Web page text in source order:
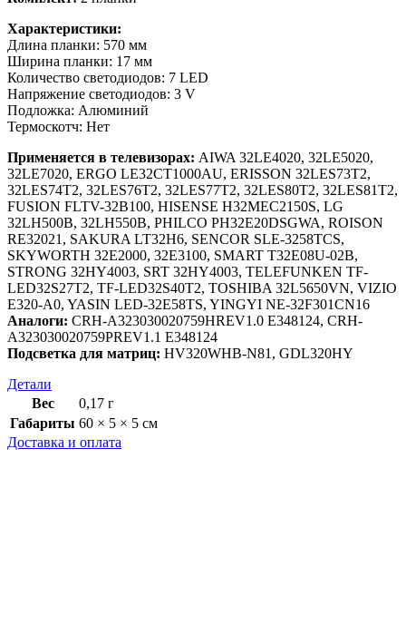
Характеристики:
Длина планки: 570 мм
Ширина планки: 17 мм
Количество светодиодов: 7 LED
Напряжение светодиодов: 3 V
Подложка: Алюминий
Термоскотч: Нет
Применяется в телевизорах: AIWA 32LE4020, 32LE5020,
32LE7020, ERGO LE32CT1000AU, ERISSON 32LES73T2,
32LES74T2, 32LES76T2, 32LES77T2, 32LES80T2, 32LES81T2,
FUSION FLTV-32B100, HISENSE H32MEC2150S, LG
32LH500B, 32LH550B, PHILCO PH32E20DSGWA, ROISON
RE32021, SAKURA LT32H6, SENCOR SLE-3258TCS,
SKYWORTH 32E2000, 32E3100, SMART T32E08U-02B,
STRONG 32HY4003, SRT 32HY4003, TELEFUNKEN TF-
LED32S27T2, TF-LED32S40T2, TOSHIBA 32L5650VN, VIZIO
E320-A0, YASIN LED-32E58TS, YINGYI NE-32F301CN16
Аналоги: CRH-A323030020759HREV1.0 E348124, CRH-
A323030020759PREV1.1 E348124
Подсветка для матриц: HV320WHB-N81, GDL320HY
Детали
Вес
0,17 г
Габариты 60 × 5 × 5 см
Доставка и оплата